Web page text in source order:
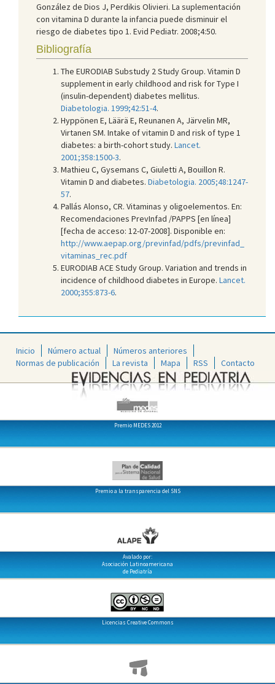
González de Dios J, Perdikis Olivieri. La suplementación
con vitamina D durante la infancia puede disminuir el
riesgo de diabetes tipo 1. Evid Pediatr. 2008;4:50.
Bibliografía
The EURODIAB Substudy 2 Study Group. Vitamin D
supplement in early childhood and risk for Type I
(insulin-dependent) diabetes mellitus.
Diabetologia. 1999;42:51-4.
Hyppönen E, Läärä E, Reunanen A, Järvelin MR,
Virtanen SM. Intake of vitamin D and risk of type 1
diabetes: a birth-cohort study. Lancet.
2001;358:1500-3.
Mathieu C, Gysemans C, Giuletti A, Bouillon R.
Vitamin D and diabetes. Diabetologia. 2005;48:1247-
57.
Pallás Alonso, CR. Vitaminas y oligoelementos. En:
Recomendaciones PrevInfad /PAPPS [en línea]
[fecha de acceso: 12-07-2008]. Disponible en:
http://www.aepap.org/previnfad/pdfs/previnfad_
vitaminas_rec.pdf
EURODIAB ACE Study Group. Variation and trends in
incidence of childhood diabetes in Europe. Lancet.
2000;355:873-6.
Inicio Número actual
Números anteriores
Normas de publicación
La revista Mapa RSS Contacto
Premio MEDES 2012
Premio a la transparencia del SNS
Avalado por:
Asociación Latinoamericana
de Pediatría
Licencias Creative Commons